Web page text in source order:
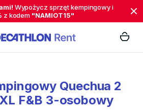
Wypożycz sprzęt kempingowy i
z kodem "NAMIOT15"
Quechua 2
XL F&B 3-osobowy